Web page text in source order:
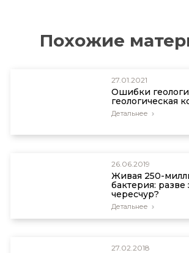
Похожие
27.01.2021
Ошибки
геологическая
Детальнее
26.06.2019
Живая 250-
бактерия: разве
чересчур?
Детальнее
27.02.2018